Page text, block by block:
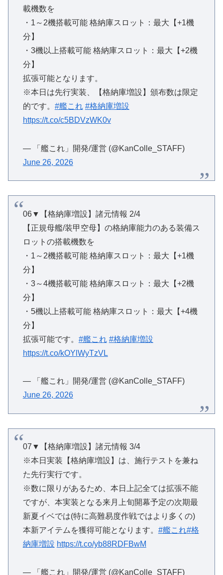
載機数を
・1～2機搭載可能 格納庫スロット：最大【+1機
分】
・3機以上搭載可能 格納庫スロット：最大【+2機
分】
拡張可能となります。
※本日は先行実装、【格納庫増設】頒布数は限定
的です。 #艦これ #格納庫増設
https://t.co/c5BDVzWK0v
— 「艦これ」開発/運営 (@KanColle_STAFF)
June 26, 2026
06▼【格納庫増設】諸元情報 2/4
【正規母艦/装甲空母】の格納庫能力のある装備ス
ロットの搭載機数を
・1～2機搭載可能 格納庫スロット：最大【+1機
分】
・3～4機搭載可能 格納庫スロット：最大【+2機
分】
・5機以上搭載可能 格納庫スロット：最大【+4機
分】
拡張可能です。 #艦これ #格納庫増設
https://t.co/kOYlWyTzVL
— 「艦これ」開発/運営 (@KanColle_STAFF)
June 26, 2026
07▼【格納庫増設】諸元情報 3/4
※本日実装【格納庫増設】は、施行テストを兼ね
た先行実行です。
※数に限りがあるため、本日上記全ては拡張不能
ですが、本実装となる来月上旬開幕予定の次期最
新夏イベでは(特に高難易度作戦ではより多くの)
本新アイテムを獲得可能となります。 #艦これ#格
納庫増設 https://t.co/yb88RDFBwM
— 「艦これ」開発/運営 (@KanColle_STAFF)